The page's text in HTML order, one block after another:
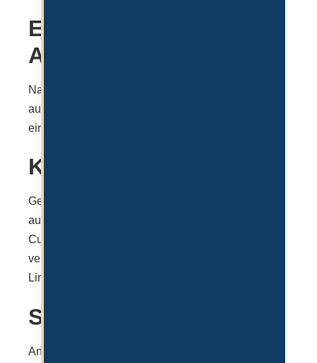
Einreichung des
Antrags
Nachdem man das mehrseitige Formular fertig
ausgefüllt hat, muss dieses bei IFZA direkt
eingereicht werden, samt Proof of Payment.
KYC
Gemäß den örtlichen Bestimmungen kommt es
auch hier zu einem KYC, also einem Know Your
Customer Verfahren, in dem man sich selbst
verifizieren muss. In der Regel geschieht das via
Link.
Signatur
Anschließend kommt es zur digitalen Signatur, in